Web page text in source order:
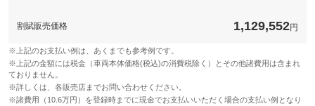
割賦販売価格 1,129,552円
※上記のお支払い例は、あくまでも参考例です。
※上記の金額には税金（車両本体価格(税込)の消費税除く）とその他諸費用は含まれ
ておりません。
※詳しくは、各販売店までお問い合わせください。
※諸費用（10.6万円）を登録時までに現金でお支払いいただく場合の支払い例となり